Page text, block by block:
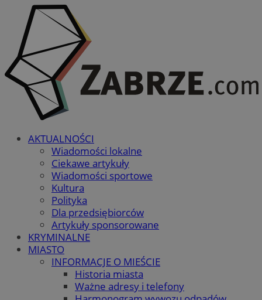
AKTUALNOŚCI
Wiadomości lokalne
Ciekawe artykuły
Wiadomości sportowe
Kultura
Polityka
Dla przedsiębiorców
Artykuły sponsorowane
KRYMINALNE
MIASTO
INFORMACJE O MIEŚCIE
Historia miasta
Ważne adresy i telefony